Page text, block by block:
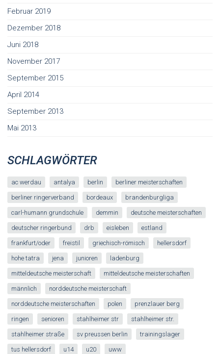
Februar 2019
Dezember 2018
Juni 2018
November 2017
September 2015
April 2014
September 2013
Mai 2013
SCHLAGWÖRTER
ac werdau antalya berlin berliner meisterschaften
berliner ringerverband bordeaux brandenburgliga
carl-humann grundschule demmin deutsche meisterschaften
deutscher ringerbund drb eisleben estland
frankfurt/oder freistil griechisch-römisch hellersdorf
hohe tatra jena junioren ladenburg
mitteldeutsche meisterschaft mitteldeutsche meisterschaften
männlich norddeutsche meisterschaft
norddeutsche meisterschaften polen prenzlauer berg
ringen senioren stahlheimer str stahlheimer str.
stahlheimer straße sv preussen berlin trainingslager
tus hellersdorf u14 u20 uww